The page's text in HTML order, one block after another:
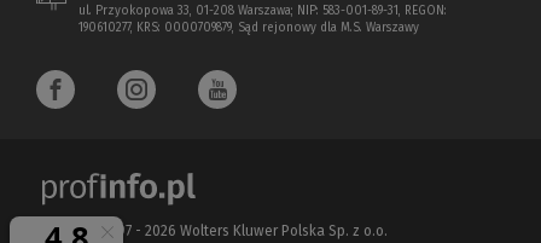
ul. Przyokopowa 33, 01-208 Warszawa; NIP: 583-001-89-31, REGON:
190610277, KRS: 0000709879, Sąd rejonowy dla M.S. Warszawy
Copyright 1997 - 2026 Wolters Kluwer Polska Sp. z o.o.